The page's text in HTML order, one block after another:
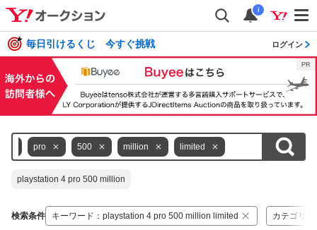
i
毎日引けるくじ 今すぐ挑戦 ログイン
pro 500 million limited
playstation 4 pro 500 million
検索条件 キーワード ： playstation 4 pro 500 million limited カテゴリ